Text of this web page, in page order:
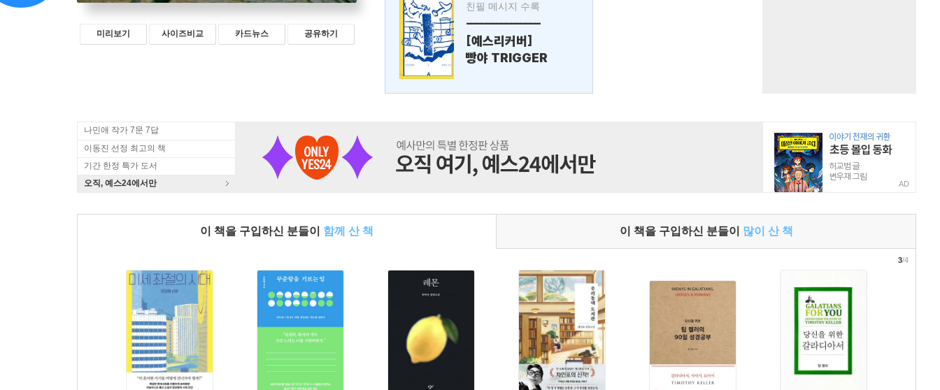
미리보기 사이즈비교 카드뉴스 공유하기
친필 메시지 수록
---------------
[예스리커버]
빵야 TRIGGER
나민애 작가 7문 7답
이동진 선정 최고의 책
기간 한정 특가 도서
오직, 예스24에서만
AD
이 책을 구입하신 분들이 함께 산 책 이 책을 구입하신 분들이 많이 산 책
3/4